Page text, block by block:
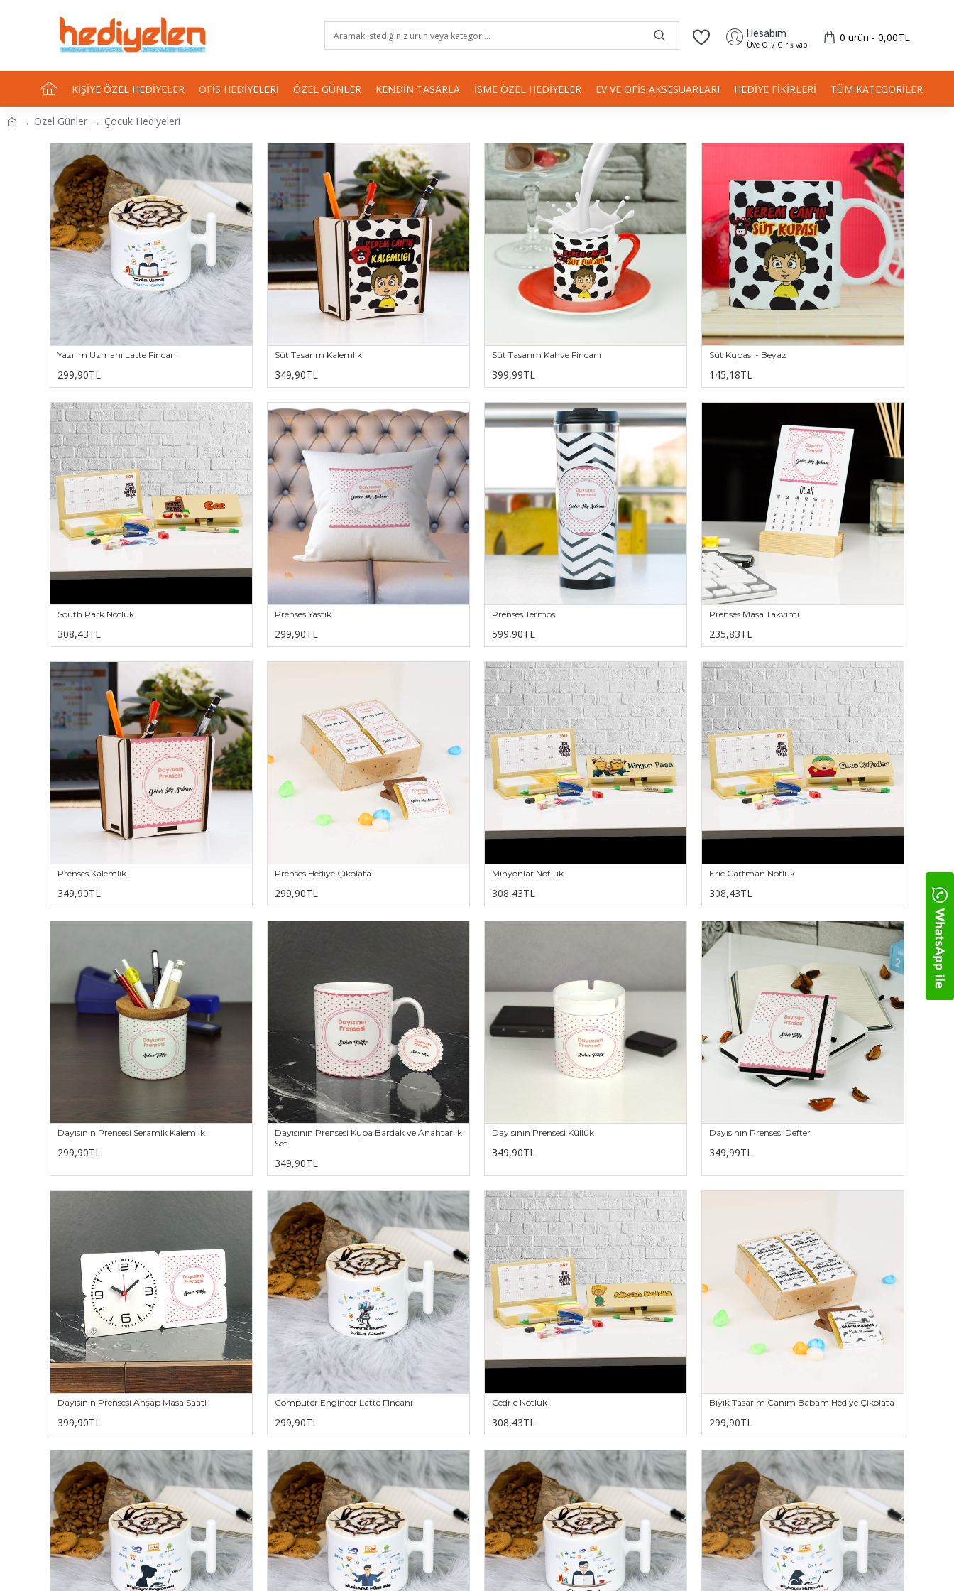
Hesabım
Üye Ol / Giriş yap
0 ürün - 0,00TL
KIŞIYE ÖZEL HEDIYELER OFIS HEDIYELERI ÖZEL GÜNLER KENDIN TASARLA İSME ÖZEL HEDIYELER EV VE OFIS AKSESUARLARI HEDIYE FIKIRLERI TÜM KATEGORILER
Özel Günler Çocuk Hediyeleri
Yazılım Uzmanı Latte Fincanı
299,90TL
Süt Tasarım Kalemlik
349,90TL
Süt Tasarım Kahve Fincanı
399,99TL
Süt Kupası - Beyaz
145,18TL
South Park Notluk
308,43TL
Prenses Yastık
299,90TL
Prenses Termos
599,90TL
Prenses Masa Takvimi
235,83TL
Prenses Kalemlik
349,90TL
Prenses Hediye Çikolata
299,90TL
Minyonlar Notluk
308,43TL
Eric Cartman Notluk
308,43TL
Dayısının Prensesi Seramik Kalemlik
299,90TL
Dayısının Prensesi Kupa Bardak ve Anahtarlık
Set
349,90TL
Dayısının Prensesi Küllük
349,90TL
Dayısının Prensesi Defter
349,99TL
Dayısının Prensesi Ahşap Masa Saati
399,90TL
Computer Engineer Latte Fincanı
299,90TL
Cedric Notluk
308,43TL
Bıyık Tasarım Canım Babam Hediye Çikolata
299,90TL